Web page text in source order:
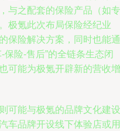
与之配套的保险产品（如专
极氪此次布局保险经纪业
保险解决方案，同时也能通
险-售后”的全链条生态闭
可能为极氪开辟新的营收增
可能与极氪的品牌文化建设
车品牌开设线下体验店或用